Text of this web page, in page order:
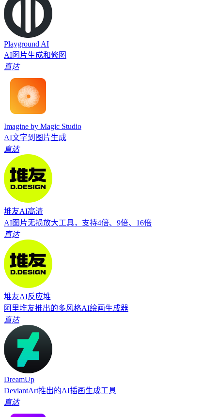
Playground AI
AI图片生成和修图
直达
Imagine by Magic Studio
AI文字到图片生成
直达
堆友AI高清
AI图片无损放大工具，支持4倍、9倍、16倍
直达
堆友AI反应堆
阿里堆友推出的多风格AI绘画生成器
直达
DreamUp
DeviantArt推出的AI插画生成工具
直达